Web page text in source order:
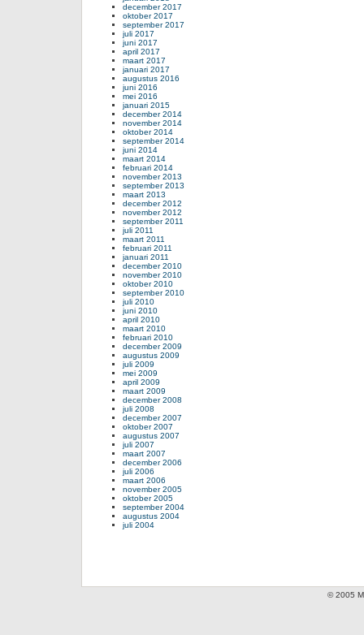
december 2017
oktober 2017
september 2017
juli 2017
juni 2017
april 2017
maart 2017
januari 2017
augustus 2016
juni 2016
mei 2016
januari 2015
december 2014
november 2014
oktober 2014
september 2014
juni 2014
maart 2014
februari 2014
november 2013
september 2013
maart 2013
december 2012
november 2012
september 2011
juli 2011
maart 2011
februari 2011
januari 2011
december 2010
november 2010
oktober 2010
september 2010
juli 2010
juni 2010
april 2010
maart 2010
februari 2010
december 2009
augustus 2009
juli 2009
mei 2009
april 2009
maart 2009
december 2008
juli 2008
december 2007
oktober 2007
augustus 2007
juli 2007
maart 2007
december 2006
juli 2006
maart 2006
november 2005
oktober 2005
september 2004
augustus 2004
juli 2004
© 2005